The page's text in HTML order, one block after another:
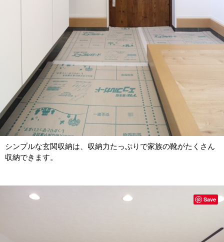
シンプルな玄関収納は、収納力たっぷりで家族の靴がたくさん
収納できます。
Save